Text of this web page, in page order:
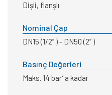
Dişli, flanşlı
Nominal Çap
DN15 (1/2” ) - DN50 (2” )
Basınç Değerleri
Maks. 14 bar’ a kadar